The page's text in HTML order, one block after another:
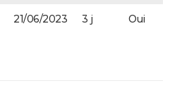
21/06/2023 3 j Oui